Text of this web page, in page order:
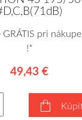
pri
!*
49,43 €